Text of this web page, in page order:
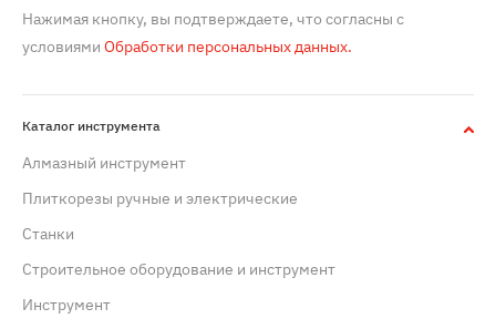
Нажимая кнопку, вы подтверждаете, что согласны с
условиями Обработки персональных данных.
Каталог инструмента
Алмазный инструмент
Плиткорезы ручные и электрические
Станки
Строительное оборудование и инструмент
Инструмент